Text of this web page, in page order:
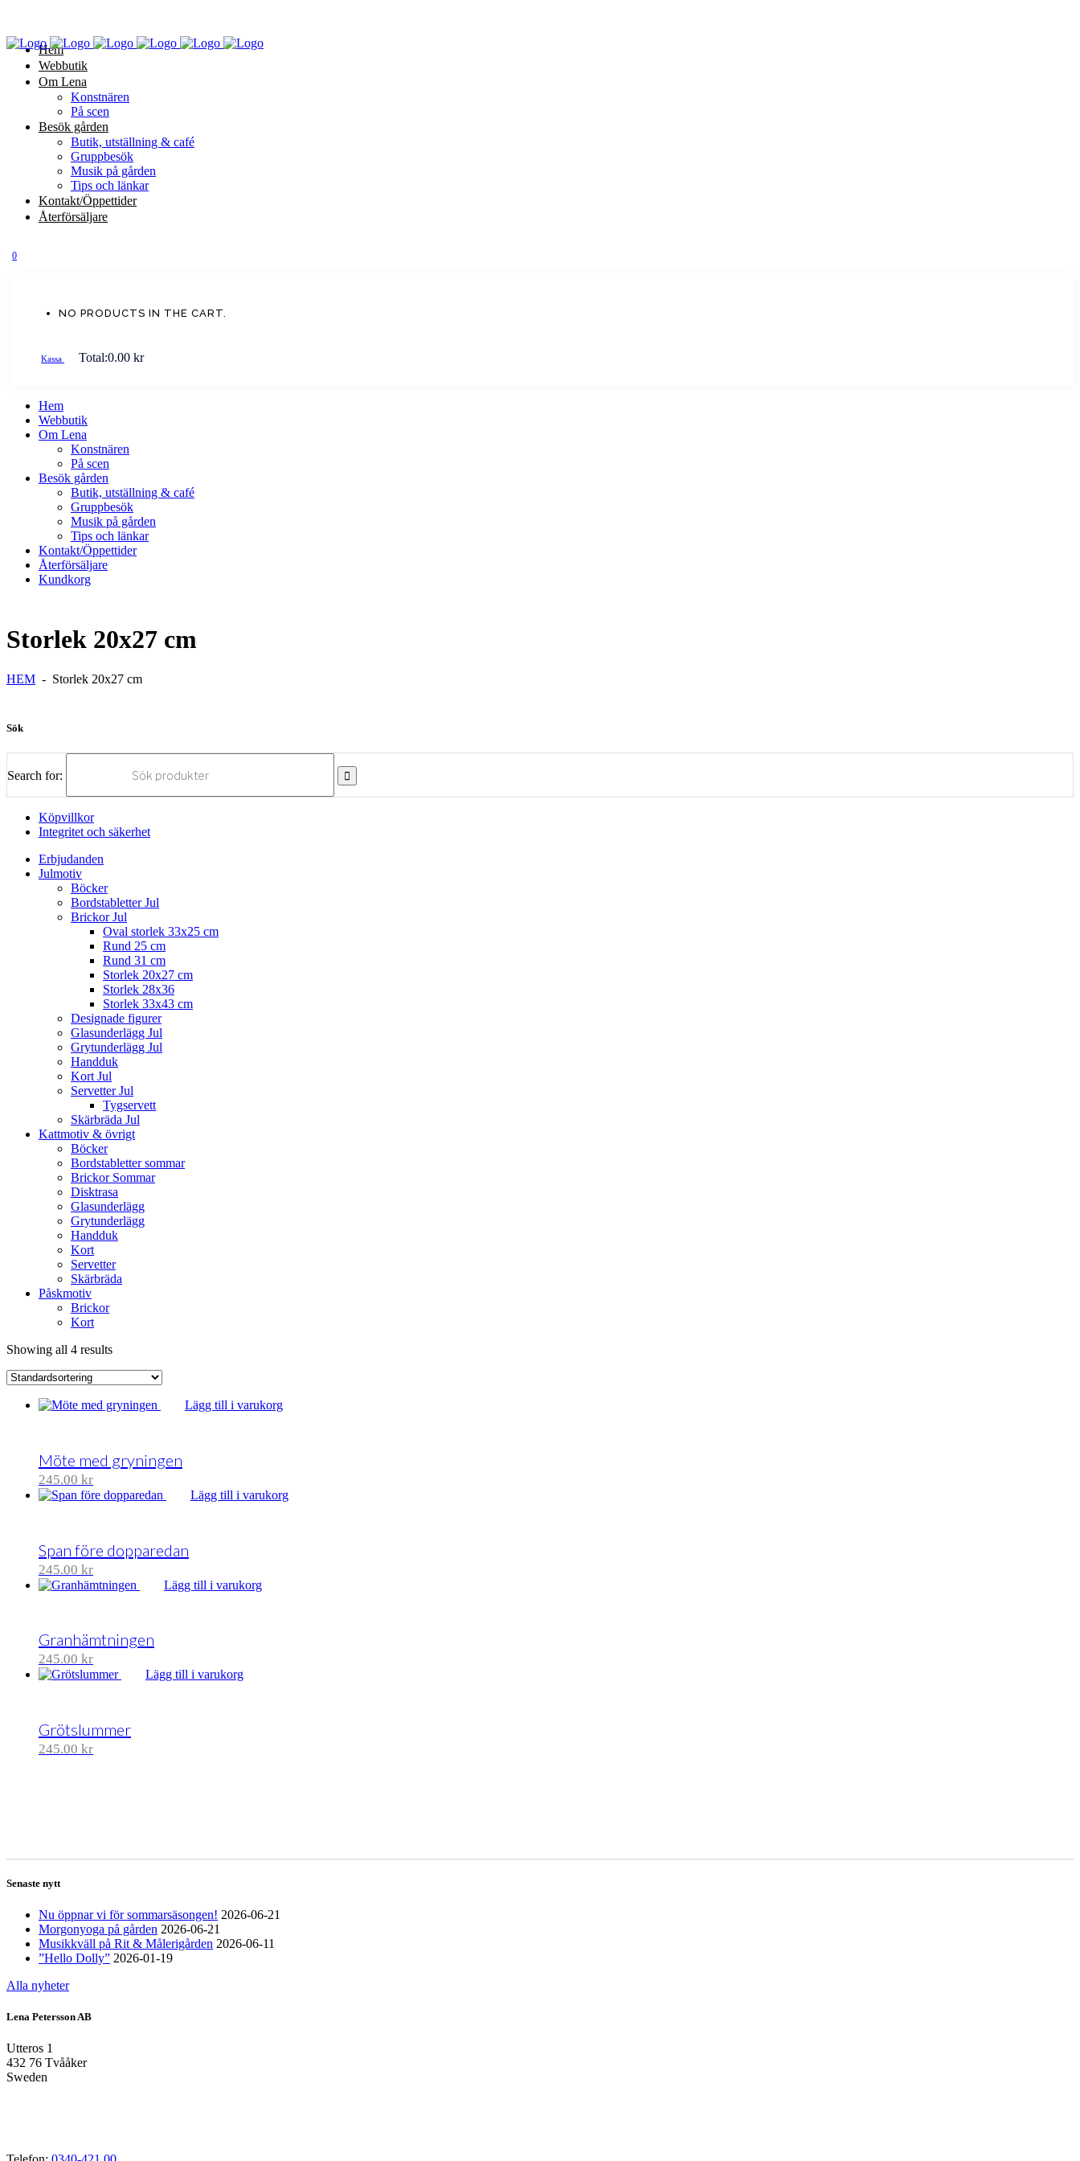
Hem
Webbutik
Om Lena
Konstnären
På scen
Besök gården
Butik, utställning & café
Gruppbesök
Musik på gården
Tips och länkar
Kontakt/Öppettider
Återförsäljare
0
NO PRODUCTS IN THE CART.
Kassa Total:0.00 kr
Hem
Webbutik
Om Lena
Konstnären
På scen
Besök gården
Butik, utställning & café
Gruppbesök
Musik på gården
Tips och länkar
Kontakt/Öppettider
Återförsäljare
Kundkorg
Storlek 20x27 cm
HEM - Storlek 20x27 cm
Sök
Search for:
Köpvillkor
Integritet och säkerhet
Erbjudanden
Julmotiv
Böcker
Bordstabletter Jul
Brickor Jul
Oval storlek 33x25 cm
Rund 25 cm
Rund 31 cm
Storlek 20x27 cm
Storlek 28x36
Storlek 33x43 cm
Designade figurer
Glasunderlägg Jul
Grytunderlägg Jul
Handduk
Kort Jul
Servetter Jul
Tygservett
Skärbräda Jul
Kattmotiv & övrigt
Böcker
Bordstabletter sommar
Brickor Sommar
Disktrasa
Glasunderlägg
Grytunderlägg
Handduk
Kort
Servetter
Skärbräda
Påskmotiv
Brickor
Kort
Showing all 4 results
Lägg till i varukorg
Möte med gryningen
245.00 kr
Lägg till i varukorg
Span före dopparedan
245.00 kr
Lägg till i varukorg
Granhämtningen
245.00 kr
Lägg till i varukorg
Grötslummer
245.00 kr
Senaste nytt
Nu öppnar vi för sommarsäsongen! 2026-06-21
Morgonyoga på gården 2026-06-21
Musikkväll på Rit & Målerigården 2026-06-11
”Hello Dolly” 2026-01-19
Alla nyheter
Lena Petersson AB
Utteros 1
432 76 Tvååker
Sweden